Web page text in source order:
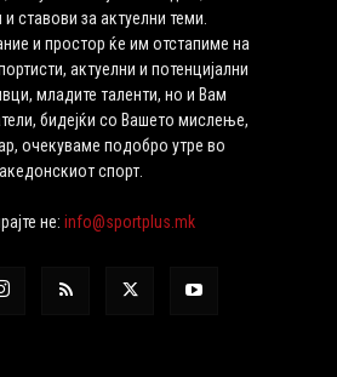
ставови за актуелни теми.
и простор ќе им отстапиме на
актуелни и потенцијални
младите таленти, но и Вам
бидејќи со Вашето мислење,
очекуваме подобро утре во
спорт.
не:info@sportplus.mk